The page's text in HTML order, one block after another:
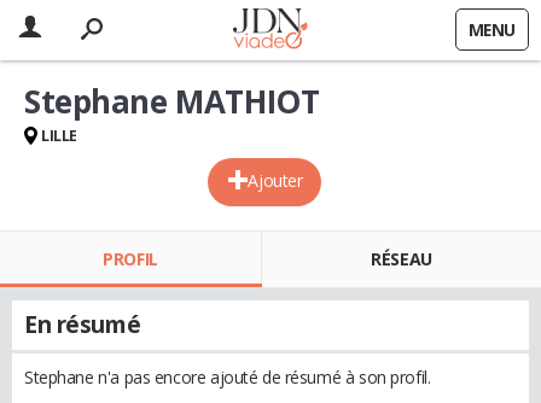
MENU
Ajouter
Stephane MATHIOT
LILLE
PROFIL RÉSEAU
En résumé
Stephane n'a pas encore ajouté de résumé à son profil.